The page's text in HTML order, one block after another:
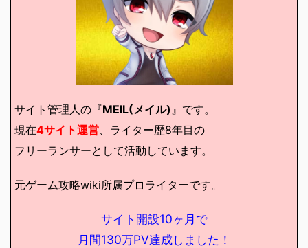
サイト管理人の『MEIL(メイル) 』です。
現在4サイト運営、ライター歴8年目の
フリーランサーとして活動しています。
元ゲーム攻略wiki所属プロライターです。
サイト開設10ヶ月で
月間130万PV達成しました！